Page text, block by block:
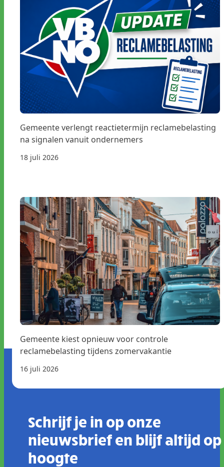
Gemeente verlengt reactietermijn reclamebelasting
na signalen vanuit ondernemers
18 juli 2026
Gemeente kiest opnieuw voor controle
reclamebelasting tijdens zomervakantie
16 juli 2026
Schrijf je in op onze
nieuwsbrief en blijf altijd op
hoogte